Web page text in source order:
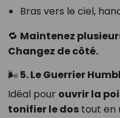
Bras vers le ciel,
🔁 Maintenez
Changez de côté.
🌬 5.Le Guerrier
Idéal pour ouvrir la
tonifier le dostout en